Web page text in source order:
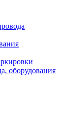
оборудования